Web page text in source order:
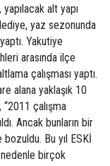
alt yapı
yaz sezonunda
Yakutiye
arasında ilçe
çalışması yaptı.
alana yaklaşık 10
“2011 çalışma
Ancak bunların bir
Bu yıl ESKİ
nedenle birçok